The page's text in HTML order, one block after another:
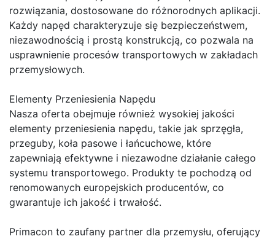
rozwiązania, dostosowane do różnorodnych aplikacji.
Każdy napęd charakteryzuje się bezpieczeństwem,
niezawodnością i prostą konstrukcją, co pozwala na
usprawnienie procesów transportowych w zakładach
przemysłowych.
Elementy Przeniesienia Napędu
Nasza oferta obejmuje również wysokiej jakości
elementy przeniesienia napędu, takie jak sprzęgła,
przeguby, koła pasowe i łańcuchowe, które
zapewniają efektywne i niezawodne działanie całego
systemu transportowego. Produkty te pochodzą od
renomowanych europejskich producentów, co
gwarantuje ich jakość i trwałość.
Primacon to zaufany partner dla przemysłu, oferujący